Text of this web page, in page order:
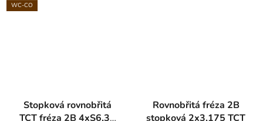
WC-CO
Stopková rovnobřitá
TCT fréza 2B 4xS6,35
Rovnobřitá fréza 2B
stopková 2x3,175 TCT